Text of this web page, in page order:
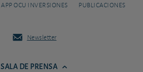
APP OCU INVERSIONES PUBLICACIONES
Newsletter
SALA DE PRENSA